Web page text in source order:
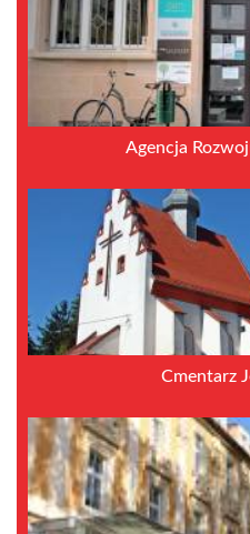
Agencja
Cmentarz